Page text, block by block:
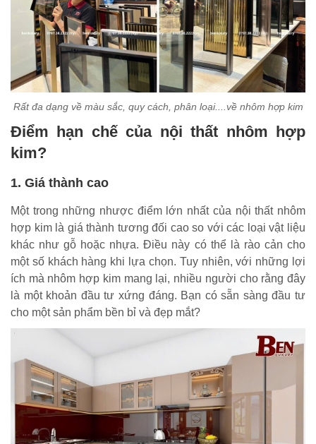
Rất đa dạng về màu sắc, quy cách, phân loại....về nhôm hợp kim
Điểm hạn chế của nội thất nhôm hợp
kim?
1. Giá thành cao
Một trong những nhược điểm lớn nhất của nội thất nhôm
hợp kim là giá thành tương đối cao so với các loại vật liệu
khác như gỗ hoặc nhựa. Điều này có thể là rào cản cho
một số khách hàng khi lựa chọn. Tuy nhiên, với những lợi
ích mà nhôm hợp kim mang lại, nhiều người cho rằng đây
là một khoản đầu tư xứng đáng. Bạn có sẵn sàng đầu tư
cho một sản phẩm bền bỉ và đẹp mắt?